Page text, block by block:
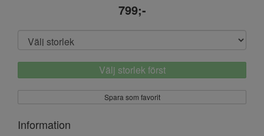
799;-
Välj storlek först
Spara som favorit
Information